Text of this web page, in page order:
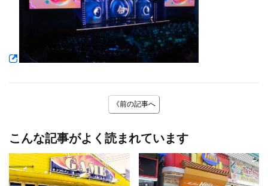
《前の記事へ
こんな記事がよく読まれています